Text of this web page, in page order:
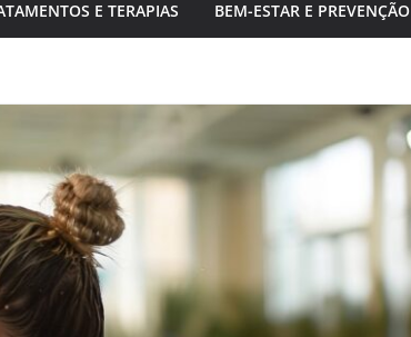
Corretamente DaE TERAPIAS BEM-ESTAR E PREVENÇÃO